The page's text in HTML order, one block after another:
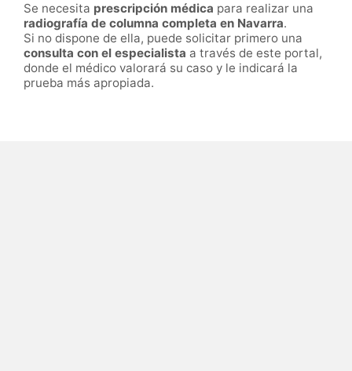
Se necesita prescripción médica para realizar una
radiografía de columna completa en Navarra.
Si no dispone de ella, puede solicitar primero una
consulta con el especialista a través de este portal,
donde el médico valorará su caso y le indicará la
prueba más apropiada.